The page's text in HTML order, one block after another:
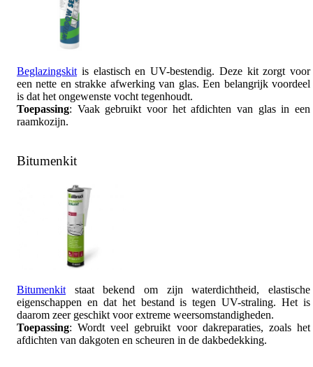
Beglazingskit is elastisch en UV-bestendig. Deze kit zorgt voor
een nette en strakke afwerking van glas. Een belangrijk voordeel
is dat het ongewenste vocht tegenhoudt.
Toepassing: Vaak gebruikt voor het afdichten van glas in een
raamkozijn.
Bitumenkit
Bitumenkit staat bekend om zijn waterdichtheid, elastische
eigenschappen en dat het bestand is tegen UV-straling. Het is
daarom zeer geschikt voor extreme weersomstandigheden.
Toepassing: Wordt veel gebruikt voor dakreparaties, zoals het
afdichten van dakgoten en scheuren in de dakbedekking.